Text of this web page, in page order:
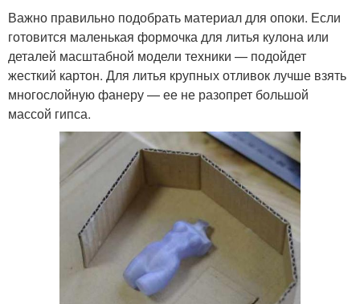
Важно правильно подобрать материал для опоки. Если
готовится маленькая формочка для литья кулона или
деталей масштабной модели техники — подойдет
жесткий картон. Для литья крупных отливок лучше взять
многослойную фанеру — ее не разопрет большой
массой гипса.